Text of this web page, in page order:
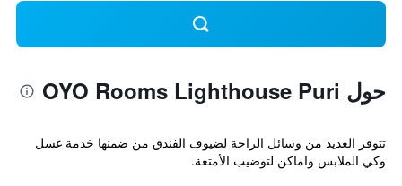
حول OYO Rooms Lighthouse Puri
تتوفر العديد من وسائل الراحة لضيوف الفندق من ضمنها خدمة غسل
وكي الملابس واماكن لتوضيب الأمتعة.